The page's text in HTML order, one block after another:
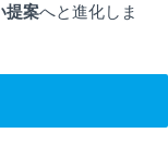
提案へと進化しま